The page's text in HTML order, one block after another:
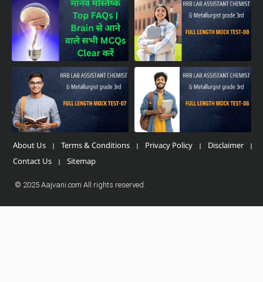
About Us Terms & Conditions Privacy Policy
Disclaimer
Contact Us
Sitemap
© 2025 Aajvani.com All rights reserved.